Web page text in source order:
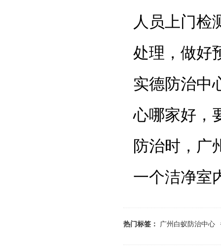
人员上门检
处理，做好
实德防治中
心哪家好，
防治时，广
一个洁净室
热门标签： 广州白蚁防治中心